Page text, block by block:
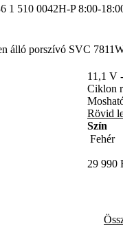
1 510 0042H-P 8:00-
álló porszívó SVC
11,1 V
Ciklon
0,5
180°-
A
LED
A
Rövid
Szín
29 990